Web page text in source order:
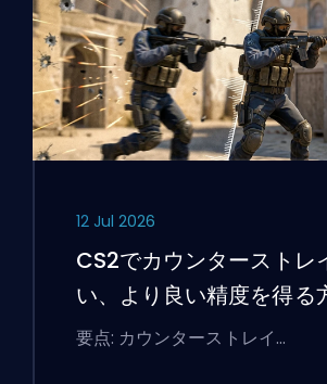
12 Jul 2026
CS2でカウンターストレ
い、より良い精度を得る
要点: カウンターストレイ…